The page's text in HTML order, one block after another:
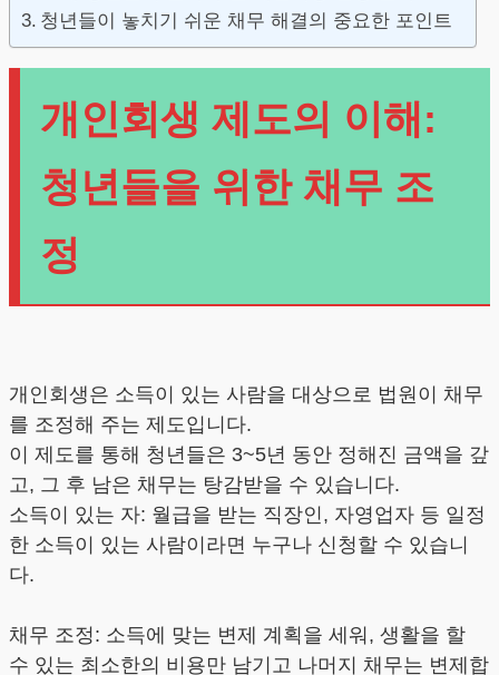
청년들이 놓치기 쉬운 채무 해결의 중요한 포인트
개인회생 제도의 이해:
청년들을 위한 채무 조
정
개인회생은 소득이 있는 사람을 대상으로 법원이 채무
를 조정해 주는 제도입니다.
이 제도를 통해 청년들은 3~5년 동안 정해진 금액을 갚
고, 그 후 남은 채무는 탕감받을 수 있습니다.
소득이 있는 자: 월급을 받는 직장인, 자영업자 등 일정
한 소득이 있는 사람이라면 누구나 신청할 수 있습니
다.
채무 조정: 소득에 맞는 변제 계획을 세워, 생활을 할
수 있는 최소한의 비용만 남기고 나머지 채무는 변제합